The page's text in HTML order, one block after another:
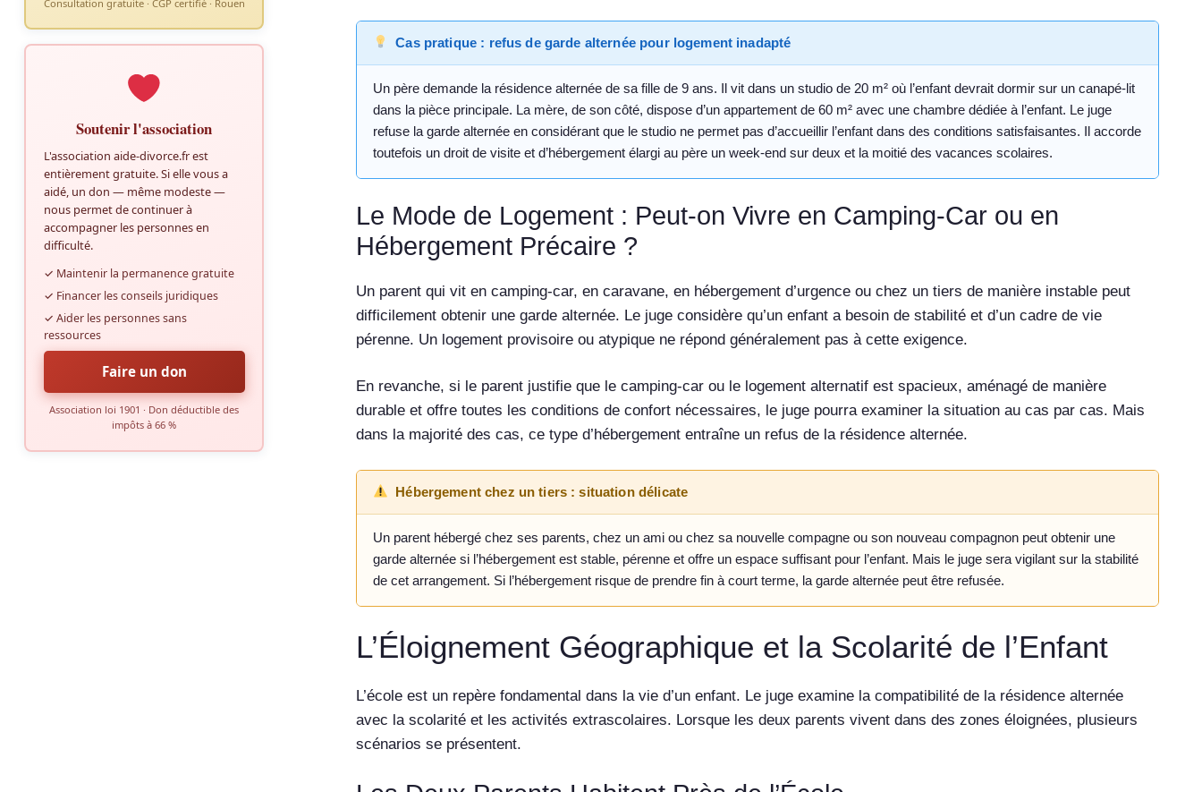
Cas pratique : refus de garde alternée pour logement inadapté
Un père demande la résidence alternée de sa fille de 9 ans. Il vit dans un studio de 20 m² où l’enfant devrait dormir sur un canapé-lit
dans la pièce principale. La mère, de son côté, dispose d’un appartement de 60 m² avec une chambre dédiée à l’enfant. Le juge
refuse la garde alternée en considérant que le studio ne permet pas d’accueillir l’enfant dans des conditions satisfaisantes. Il accorde
toutefois un droit de visite et d’hébergement élargi au père un week-end sur deux et la moitié des vacances scolaires.
Le Mode de Logement : Peut-on Vivre en Camping-Car ou en
Hébergement Précaire ?
Un parent qui vit en camping-car, en caravane, en hébergement d’urgence ou chez un tiers de manière instable peut
difficilement obtenir une garde alternée. Le juge considère qu’un enfant a besoin de stabilité et d’un cadre de vie
pérenne. Un logement provisoire ou atypique ne répond généralement pas à cette exigence.
En revanche, si le parent justifie que le camping-car ou le logement alternatif est spacieux, aménagé de manière
durable et offre toutes les conditions de confort nécessaires, le juge pourra examiner la situation au cas par cas. Mais
dans la majorité des cas, ce type d’hébergement entraîne un refus de la résidence alternée.
Hébergement chez un tiers : situation délicate
Un parent hébergé chez ses parents, chez un ami ou chez sa nouvelle compagne ou son nouveau compagnon peut obtenir une
garde alternée si l’hébergement est stable, pérenne et offre un espace suffisant pour l’enfant. Mais le juge sera vigilant sur la stabilité
de cet arrangement. Si l’hébergement risque de prendre fin à court terme, la garde alternée peut être refusée.
L’Éloignement Géographique et la Scolarité de l’Enfant
L’école est un repère fondamental dans la vie d’un enfant. Le juge examine la compatibilité de la résidence alternée
avec la scolarité et les activités extrascolaires. Lorsque les deux parents vivent dans des zones éloignées, plusieurs
scénarios se présentent.
Consultation gratuite · CGP certifié · Rouen
Soutenir l'association
L'association aide-divorce.fr est
entièrement gratuite. Si elle vous a
aidé, un don — même modeste —
nous permet de continuer à
accompagner les personnes en
difficulté.
✓ Maintenir la permanence gratuite
✓ Financer les conseils juridiques
✓ Aider les personnes sans
ressources
Faire un don
Association loi 1901 · Don déductible des
impôts à 66 %